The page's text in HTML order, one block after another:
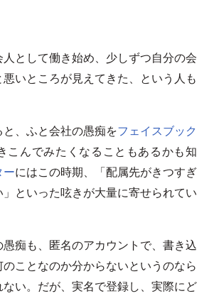
として働き始め、少しずつ自分の会
いところが見えてきた、という人も
、ふと会社の愚痴をフェイスブック
こんでみたくなることもあるかも知
ーにはこの時期、「配属先がきつすぎ
といった呟きが大量に寄せられてい
痴も、匿名のアカウントで、書き込
ことなのか分からないというのなら
い。だが、実名で登録し、実際にど